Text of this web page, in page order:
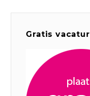
Gratis